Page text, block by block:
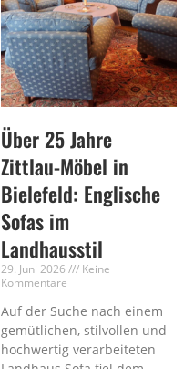
Über 25 Jahre
Zittlau-Möbel in
Bielefeld: Englische
Sofas im
Landhausstil
29. Juni 2026
Keine
Kommentare
Auf der Suche nach einem
gemütlichen, stilvollen und
hochwertig verarbeiteten